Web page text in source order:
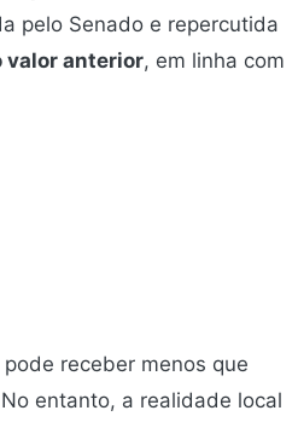
pelo Senado e repercutida
valor anterior, em linha com
receber menos que
No entanto, a realidade local